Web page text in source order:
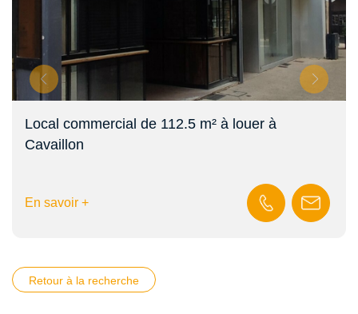
Local commercial de 112.5 m² à louer à
Cavaillon
En savoir +
Retour à la recherche